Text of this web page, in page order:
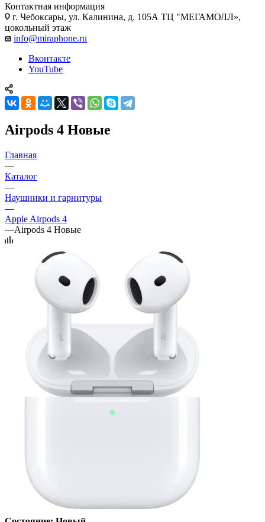
Контактная информация
г. Чебоксары, ул. Калинина, д. 105А ТЦ "МЕГАМОЛЛ»,
цокольный этаж
info@miraphone.ru
Вконтакте
YouTube
Airpods 4 Новые
Главная
—
Каталог
—
Наушники и гарнитуры
—
Apple Airpods 4
—Airpods 4 Новые